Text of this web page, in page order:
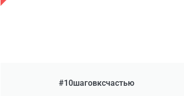
#10шаговксчастью